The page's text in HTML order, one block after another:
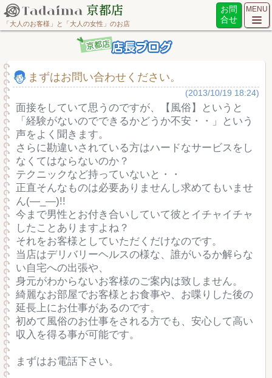
「大人のお客様」と「大人の女性」のお店
お問
合せ
MENU
まずはお問い合わせください。
(2013/10/19 18:24)
面接をしていて思うのですが、【風俗】というと
「経験がないのでできるかどうか不安・・」という
声をよく聞きます。
さらに勘違いされている方はハードなサービスをし
なくてはならないのか？
テクニックなど持っていないと・・
正直そんなものは必要ありませんし求めてもいませ
ん(―_―)!!
今まで男性とお付き合いしていて彼とイチャイチャ
したことありますよね？
それをお客様としていただくだけなのです。
当店はデリバリーヘルスの様な、誰がいるか解らな
い自宅への出張や、
身元がわからないお客様のご案内は致しません。
綺麗なお部屋でお客様とお食事や、お喋りした後の
延長上にお仕事があるのです。
初めて風俗のお仕事をされる方でも、安心して高い
収入を得る事が可能です。
まずはお電話下さい。